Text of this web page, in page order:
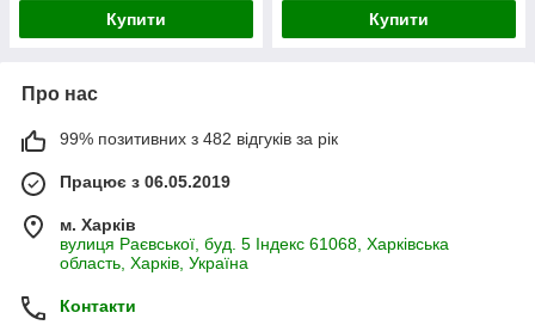
Купити Купити
Про нас
99% позитивних з 482 відгуків за рік
Працює з 06.05.2019
м. Харків
вулиця Раєвської, буд. 5 Індекс 61068, Харківська
область, Харків, Україна
Контакти